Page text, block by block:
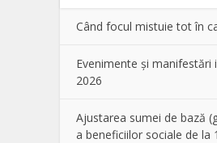
Când focul mistuie tot în
Evenimente și manifestări
2026
Ajustarea sumei de bază
a beneficiilor sociale de la